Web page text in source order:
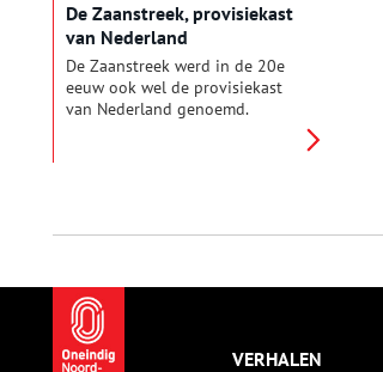
De Zaanstreek, provisiekast
van Nederland
De Zaanstreek werd in de 20e
eeuw ook wel de provisiekast
van Nederland genoemd.
VERHALEN